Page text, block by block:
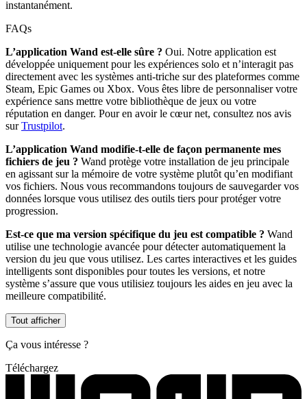
instantanément.
FAQs
L’application Wand est-elle sûre ? Oui. Notre application est
développée uniquement pour les expériences solo et n’interagit pas
directement avec les systèmes anti-triche sur des plateformes comme
Steam, Epic Games ou Xbox. Vous êtes libre de personnaliser votre
expérience sans mettre votre bibliothèque de jeux ou votre
réputation en danger. Pour en avoir le cœur net, consultez nos avis
surTrustpilot.
L’application Wand modifie-t-elle de façon permanente mes
fichiers de jeu ? Wand protège votre installation de jeu principale
en agissant sur la mémoire de votre système plutôt qu’en modifiant
vos fichiers. Nous vous recommandons toujours de sauvegarder vos
données lorsque vous utilisez des outils tiers pour protéger votre
progression.
Est-ce que ma version spécifique du jeu est compatible ? Wand
utilise une technologie avancée pour détecter automatiquement la
version du jeu que vous utilisez. Les cartes interactives et les guides
intelligents sont disponibles pour toutes les versions, et notre
système s’assure que vous utilisiez toujours les aides en jeu avec la
meilleure compatibilité.
Tout afficher
Ça vous intéresse ?
Téléchargez